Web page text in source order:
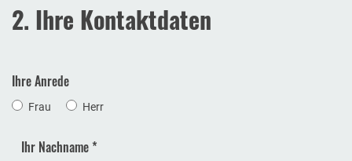
2. Ihre Kontaktdaten
Ihre Anrede
Frau Herr
Ihr Nachname*